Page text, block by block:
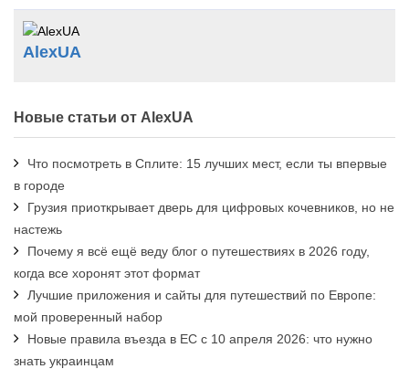
AlexUA
Новые статьи от AlexUA
Что посмотреть в Сплите: 15 лучших мест, если ты впервые
в городе
Грузия приоткрывает дверь для цифровых кочевников, но не
настежь
Почему я всё ещё веду блог о путешествиях в 2026 году,
когда все хоронят этот формат
Лучшие приложения и сайты для путешествий по Европе:
мой проверенный набор
Новые правила въезда в ЕС с 10 апреля 2026: что нужно
знать украинцам